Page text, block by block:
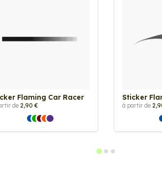
Flaming Car Racer
de 2,90 €
Sticker
à partir de